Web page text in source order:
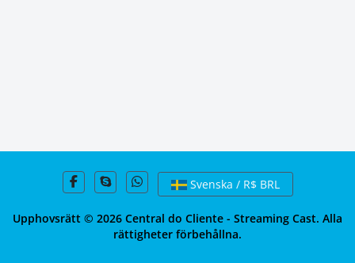
Svenska / R$ BRL
Upphovsrätt © 2026 Central do Cliente - Streaming Cast. Alla
rättigheter förbehållna.